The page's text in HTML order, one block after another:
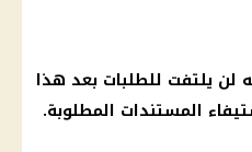
لن يلتفت للطلبات بعد هذا
المستندات المطلوبة.